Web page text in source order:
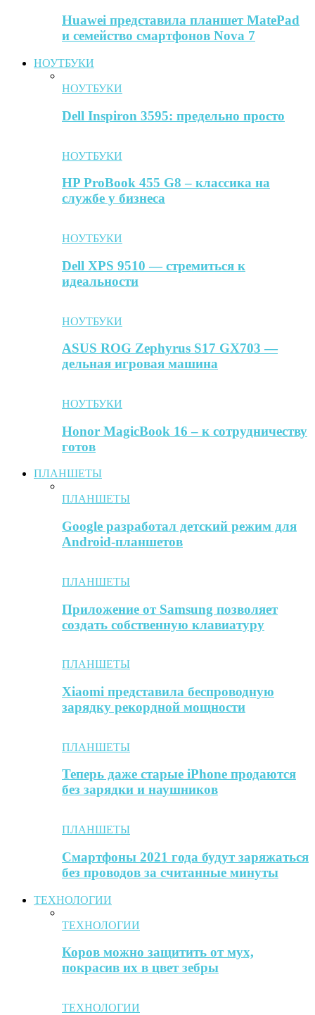
Huawei представила планшет MatePad
и семейство смартфонов Nova 7
НОУТБУКИ
НОУТБУКИ
Dell Inspiron 3595: предельно просто
НОУТБУКИ
HP ProBook 455 G8 – классика на
службе у бизнеса
НОУТБУКИ
Dell XPS 9510 — стремиться к
идеальности
НОУТБУКИ
ASUS ROG Zephyrus S17 GX703 —
дельная игровая машина
НОУТБУКИ
Honor MagicBook 16 – к сотрудничеству
готов
ПЛАНШЕТЫ
ПЛАНШЕТЫ
Google разработал детский режим для
Android-планшетов
ПЛАНШЕТЫ
Приложение от Samsung позволяет
создать собственную клавиатуру
ПЛАНШЕТЫ
Xiaomi представила беспроводную
зарядку рекордной мощности
ПЛАНШЕТЫ
Теперь даже старые iPhone продаются
без зарядки и наушников
ПЛАНШЕТЫ
Смартфоны 2021 года будут заряжаться
без проводов за считанные минуты
ТЕХНОЛОГИИ
ТЕХНОЛОГИИ
Коров можно защитить от мух,
покрасив их в цвет зебры
ТЕХНОЛОГИИ